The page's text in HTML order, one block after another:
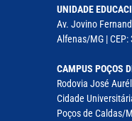
UNIDADE
Av. Jovino
Alfenas/MG | CEP:
CAMPUS POÇOS
Rodovia José
Cidade
Poços de Caldas/